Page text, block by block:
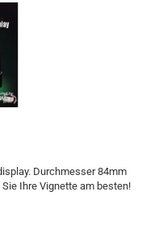
Durchmesser 84mm
Ihre Vignette am besten!